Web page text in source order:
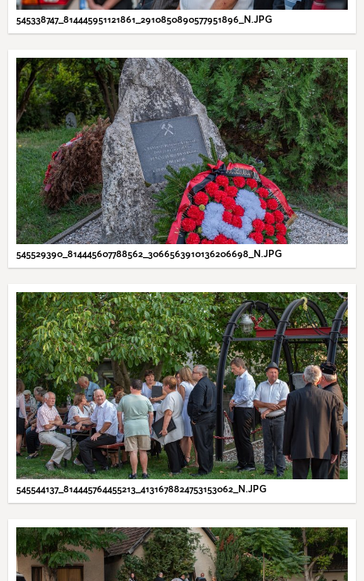
545338747_814445951121861_2910850890577951896_N.JPG
545529390_814445607788562_3066563910136206698_N.JPG
545544137_814445764455213_4131678824753153062_N.JPG